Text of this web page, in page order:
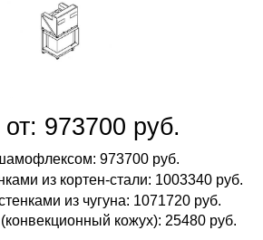
973700 руб.
973700 руб.
из кортен-стали: 1003340 руб.
из чугуна: 1071720 руб.
кожух): 25480 руб.